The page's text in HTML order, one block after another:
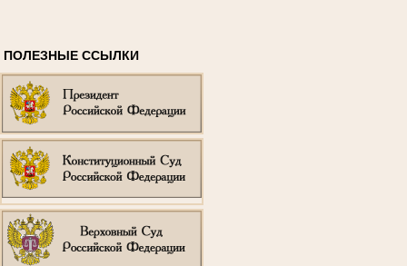
ПОЛЕЗНЫЕ ССЫЛКИ